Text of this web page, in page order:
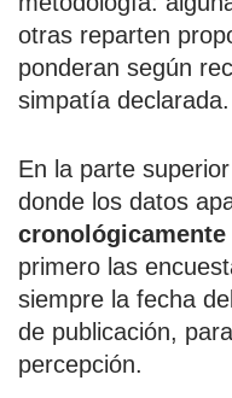
otras reparten
ponderan según
simpatía declarada.
En la parte
donde los datos
primero las
siempre la fecha
de publicación,
percepción.